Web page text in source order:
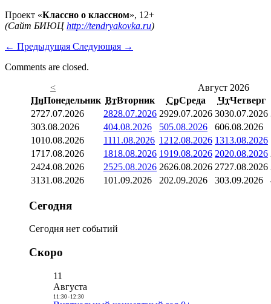
Проект «Классно о классном», 12+
(Сайт БИЮЦhttp://tendryakovka.ru)
← Предыдущая Следующая →
Comments are closed.
<
Август 2026
ПнПонедельник ВтВторник СрСреда ЧтЧетверг
2727.07.2026 2828.07.2026 2929.07.2026 3030.07.2026
303.08.2026 404.08.2026 505.08.2026 606.08.2026
1010.08.2026 1111.08.2026 1212.08.2026 1313.08.2026
1717.08.2026 1818.08.2026 1919.08.2026 2020.08.2026
2424.08.2026 2525.08.2026 2626.08.2026 2727.08.2026
3131.08.2026 101.09.2026 202.09.2026 303.09.2026
Сегодня
Сегодня нет событий
Скоро
11
Августа
11:30- 12:30